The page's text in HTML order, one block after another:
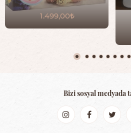
1.499,00
Bizi sosyal medyada